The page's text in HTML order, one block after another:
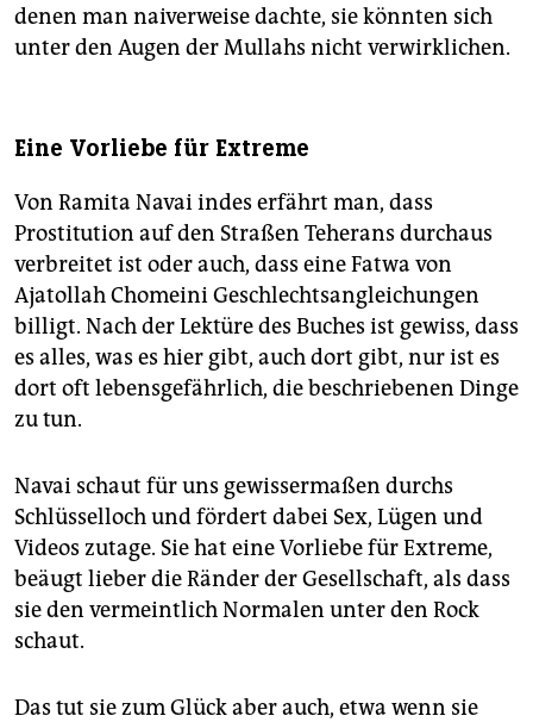
denen man naiverweise dachte, sie könnten sich
unter den Augen der Mullahs nicht verwirklichen.
Eine Vorliebe für Extreme
Von Ramita Navai indes erfährt man, dass
Prostitution auf den Straßen Teherans durchaus
verbreitet ist oder auch, dass eine Fatwa von
Ajatollah Chomeini Geschlechtsangleichungen
billigt. Nach der Lektüre des Buches ist gewiss, dass
es alles, was es hier gibt, auch dort gibt, nur ist es
dort oft lebensgefährlich, die beschriebenen Dinge
zu tun.
Navai schaut für uns gewissermaßen durchs
Schlüsselloch und fördert dabei Sex, Lügen und
Videos zutage. Sie hat eine Vorliebe für Extreme,
beäugt lieber die Ränder der Gesellschaft, als dass
sie den vermeintlich Normalen unter den Rock
schaut.
Das tut sie zum Glück aber auch, etwa wenn sie